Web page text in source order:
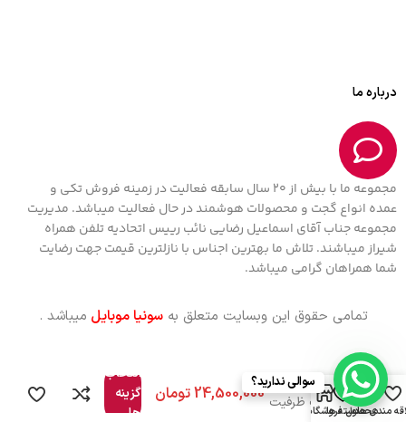
درباره ما
مجموعه ما با بیش از 20 سال سابقه فعالیت در زمینه فروش تکی و
عمده انواع گجت و محصولات هوشمند در حال فعالیت میباشد. مدیریت
مجموعه جناب آقای اسماعیل رضایی نائب رییس اتحادیه تلفن همراه
شیراز میباشند. تلاش ما بهترین اجناس با نازلترین قیمت جهت رضایت
شما همراهان گرامی میباشد.
تمامی حقوق این وبسایت متعلق بهسونیا موبایل میباشد .
گوشی موبایل
4G دو سیم
کارت ظرفیت
انتخاب
گزینه
ها
سوالی ندارید؟
مندی ها
0
محصولدسته هافروشگاه